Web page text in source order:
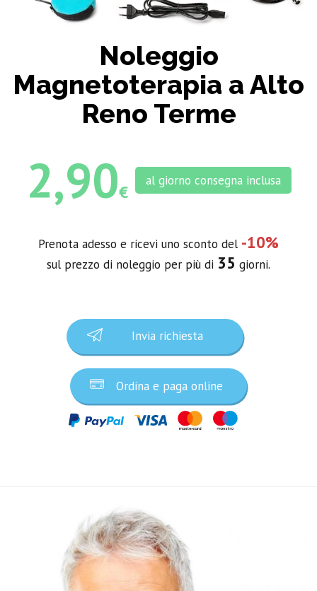
Noleggio
Magnetoterapia a Alto
Reno Terme
2,90€
al giorno consegna inclusa
Prenota adesso e ricevi uno sconto del -10%
sul prezzo di noleggio per più di 35 giorni.
Invia richiesta
Ordina e paga online